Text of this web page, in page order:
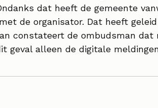
dat heeft de gemeente
de organisator. Dat heeft
constateert de ombudsman
geval alleen de digitale